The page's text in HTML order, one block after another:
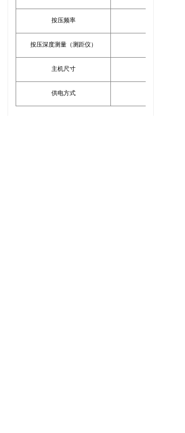
按压频率
按压深度测量（测距仪）
主机尺寸
供电方式